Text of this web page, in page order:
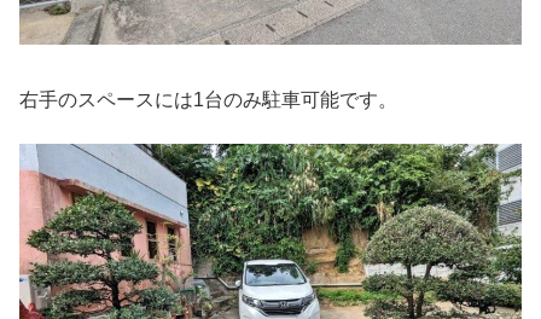
右手のスペースには1台のみ駐車可能です。